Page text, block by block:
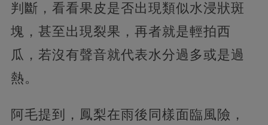
判斷，看看果皮是否出現類似水浸狀斑
塊，甚至出現裂果，再者就是輕拍西
瓜，若沒有聲音就代表水分過多或是過
熱。
阿毛提到，鳳梨在雨後同樣面臨風險，